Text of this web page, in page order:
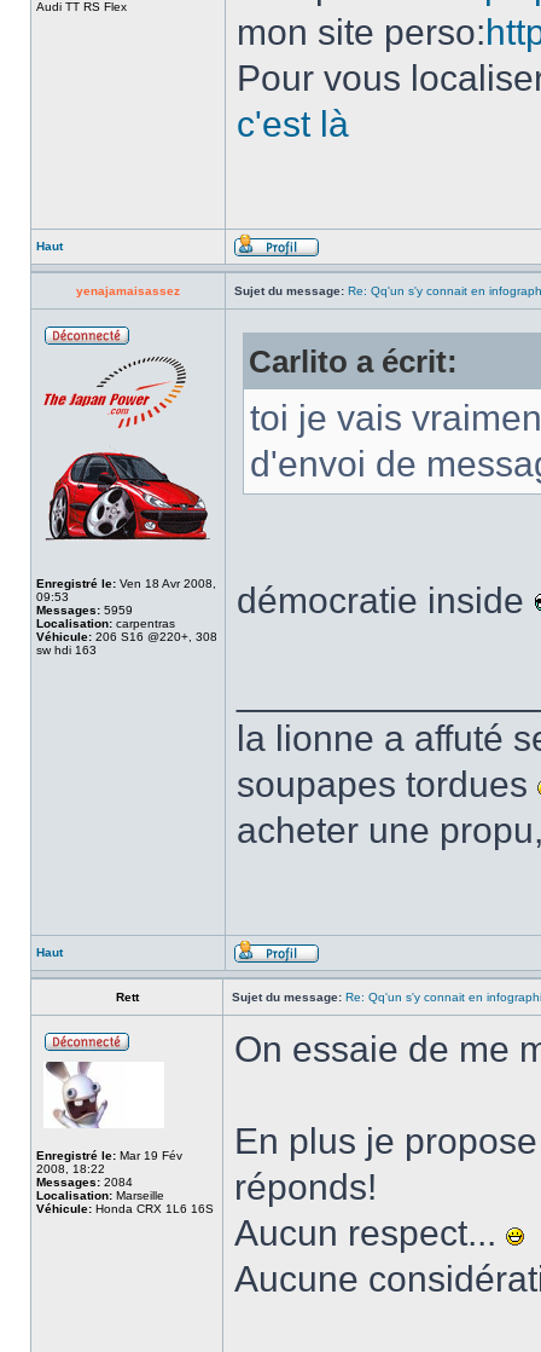
Audi TT RS Flex
mon site perso:
Pour vous
c'est là
Haut
yenajamaisassez Sujet du message: Re: Qq'un s'y connait en
Enregistré le: Ven 18 Avr 2008,
09:53
Messages: 5959
Localisation: carpentras
Véhicule: 206 S16 @220+, 308
sw hdi 163
Carlito a écrit:
toi je vais
d'envoi de
démocratie inside
la lionne a affuté
soupapes tordues
acheter une
Haut
Rett Sujet du message: Re: Qq'un s'y connait en
Enregistré le: Mar 19 Fév
2008, 18:22
Messages: 2084
Localisation: Marseille
Véhicule: Honda CRX 1L6 16S
On essaie de me
En plus je
réponds!
Aucun respect...
Aucune